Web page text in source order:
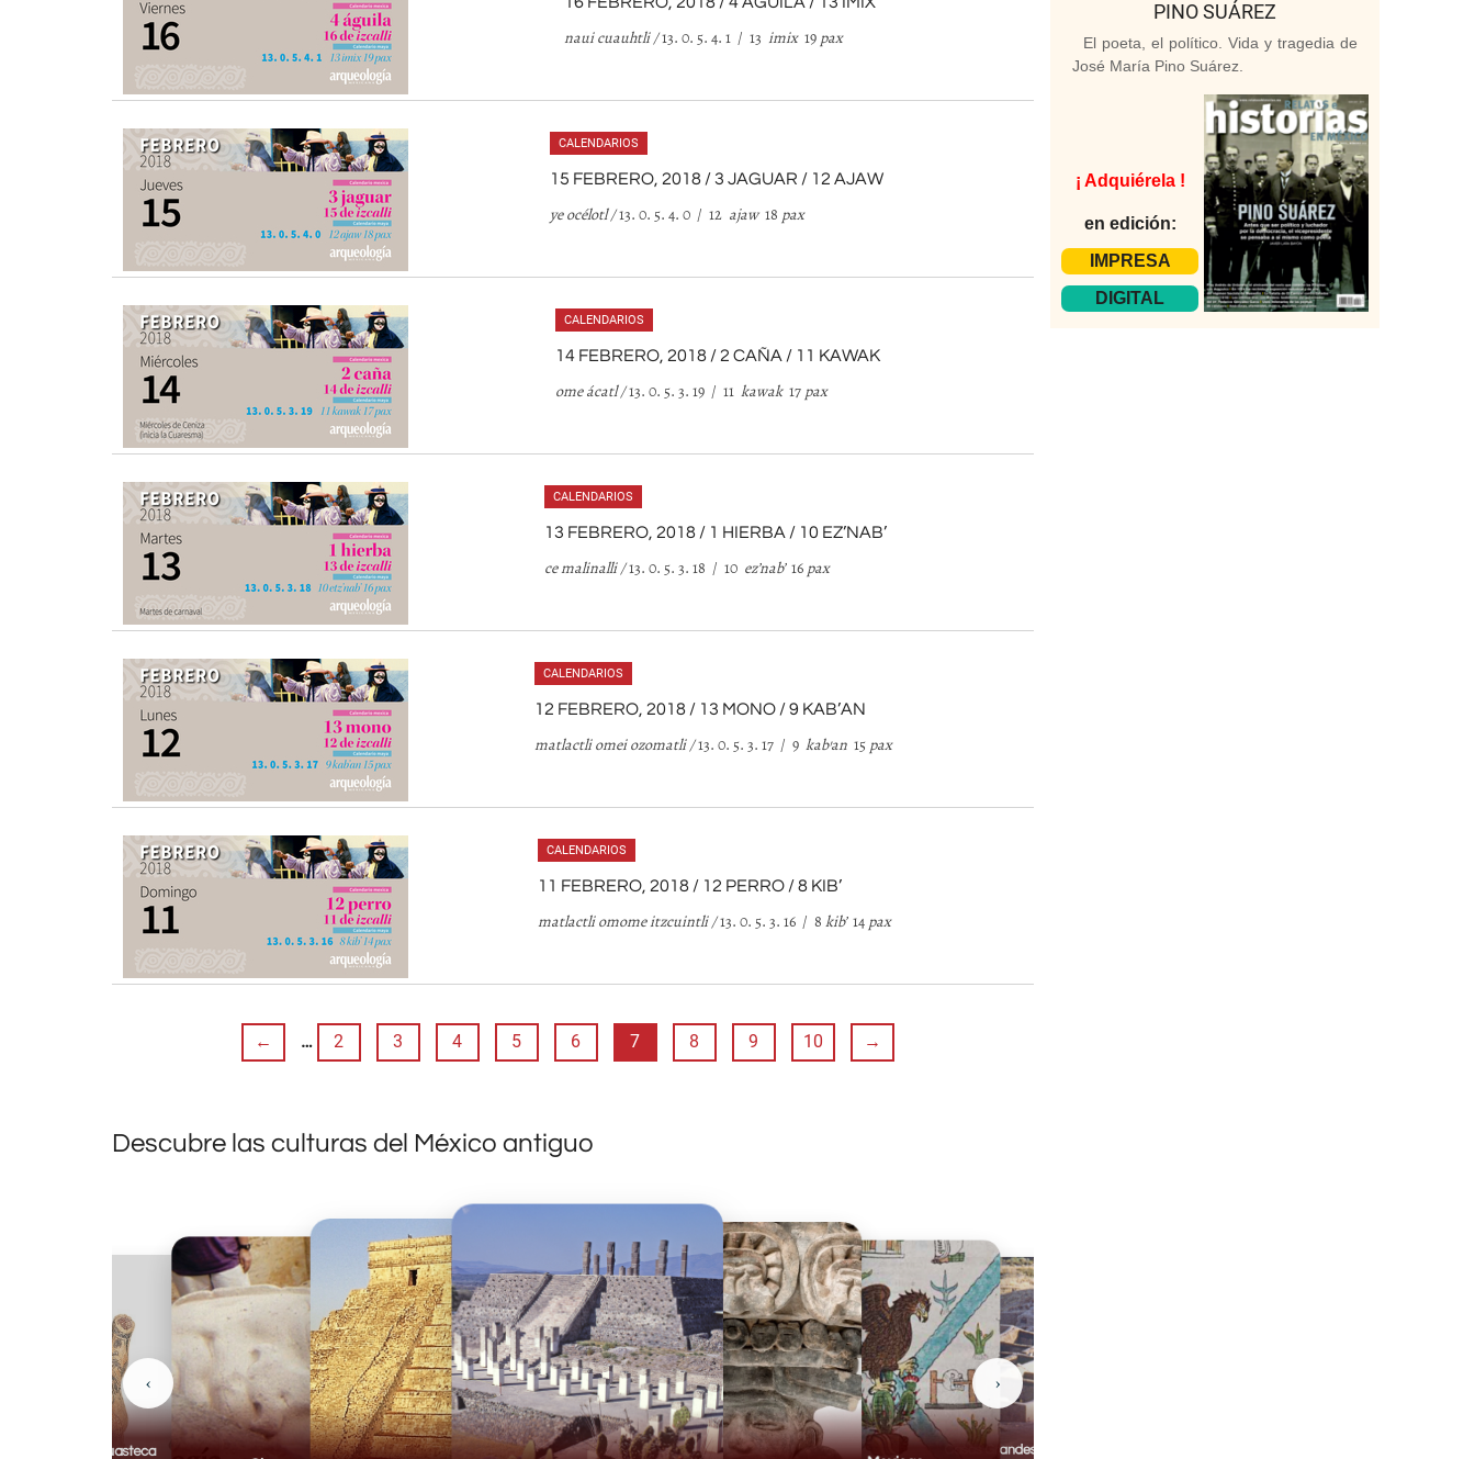
naui cuauhtli /13. 0. 5. 4. 1 / 13 imix19 pax
CALENDARIOS
15 FEBRERO, 2018 / 3 JAGUAR / 12 AJAW
ye océlotl /13. 0. 5. 4. 0 / 12 ajaw18 pax
CALENDARIOS
14 FEBRERO, 2018 / 2 CAÑA / 11 KAWAK
ome ácatl /13. 0. 5. 3. 19 / 11 kawak17 pax
CALENDARIOS
13 FEBRERO, 2018 / 1 HIERBA / 10 EZ’NAB’
ce malinalli /13. 0. 5. 3. 18 / 10 ez’nab’16 pax
CALENDARIOS
12 FEBRERO, 2018 / 13 MONO / 9 KAB’AN
matlactli omei ozomatli /13. 0. 5. 3. 17 / 9 kab’an 15 pax
CALENDARIOS
11 FEBRERO, 2018 / 12 PERRO / 8 KIB’
matlactli omome itzcuintli /13. 0. 5. 3. 16 / 8 kib’14 pax
← … 2 3 4 5 6 7 8 9 10 →
Descubre las culturas del México antiguo
Casas Grandes
Huasteca
‹ ›
PINO SUÁREZ
El poeta, el político. Vida y tragedia de
José María Pino Suárez.
¡ Adquiérela !
en edición:
IMPRESA
DIGITAL